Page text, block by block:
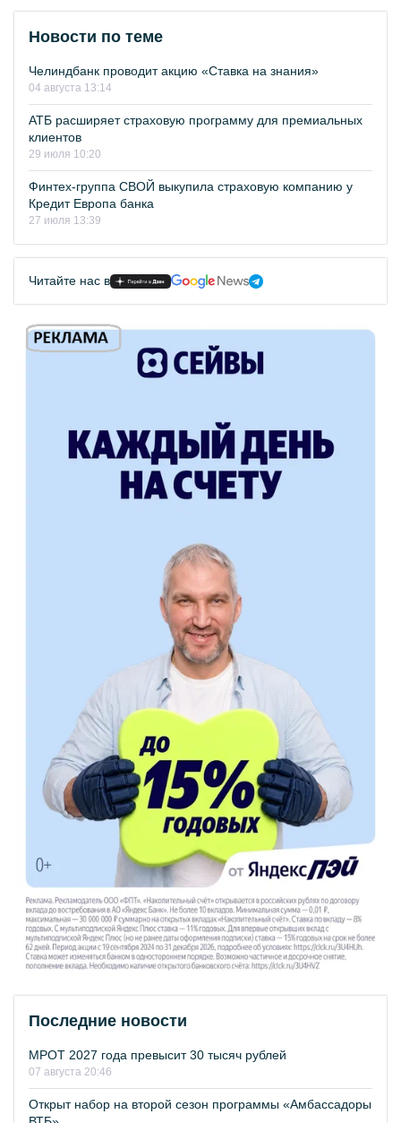
Новости по теме
Челиндбанк проводит акцию «Ставка на знания»
04 августа 13:14
АТБ расширяет страховую программу для премиальных
клиентов
29 июля 10:20
Финтех-группа СВОЙ выкупила страховую компанию у
Кредит Европа банка
27 июля 13:39
Читайте нас в
Последние новости
МРОТ 2027 года превысит 30 тысяч рублей
07 августа 20:46
Открыт набор на второй сезон программы «Амбассадоры